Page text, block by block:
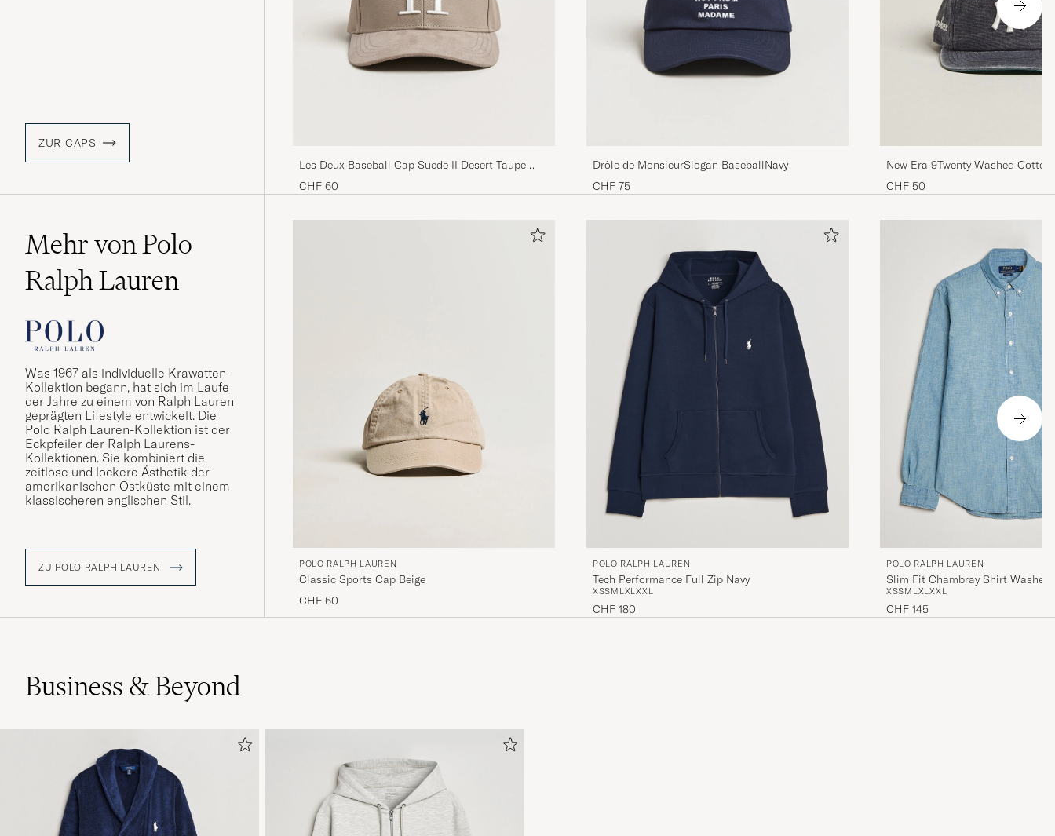
Snabb leverans och snyggt inpackad!
BITTE N GEKAUFT AM AUF CAREOFCARL.SE
GEKAUFT AM AUF CAREOFCARL.NO
Nice
PRATICK D GEKAUFT AM AUF CAREOFCARL.SE
Lynraskt ekspedert. 0 tull👏
GEKAUFT AM AUF CAREOFCARL.NO
Tolle Qualität und gute Passform.
MOMCILO T GEKAUFT AM AUF CAREOFCARL.DE
GEKAUFT AM AUF CAREOFCARL.SE
Skorna. Glömde ni som kostade 2000 kr
ZUR CAPS
Les Deux Baseball Cap Suede II Desert Taupe
Beige
CHF 60
Drôle de MonsieurSlogan BaseballNavy
CHF 75
New Era 9Twenty Washed Cotton
York Yankees
CHF 50
Mehr von Polo
Ralph Lauren
Was 1967 als individuelle Krawatten-
Kollektion begann, hat sich im Laufe
der Jahre zu einem von Ralph Lauren
geprägten Lifestyle entwickelt. Die
Polo Ralph Lauren-Kollektion ist der
Eckpfeiler der Ralph Laurens-
Kollektionen. Sie kombiniert die
zeitlose und lockere Ästhetik der
amerikanischen Ostküste mit einem
klassischeren englischen Stil.
ZU POLO RALPH LAUREN POLO RALPH LAUREN
Classic Sports Cap Beige
CHF 60
POLO RALPH LAUREN
Tech Performance Full Zip Navy
XSSM L XLXXL
CHF 180
POLO RALPH LAUREN
Slim Fit Chambray Shirt Washed
XSSM L XLXXL
CHF 145
Business & Beyond